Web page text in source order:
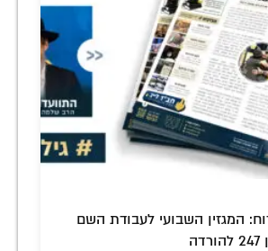
המגזין השבועי לעבודת השם